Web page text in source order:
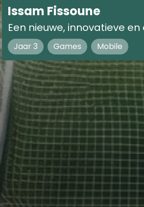
Issam Fissoune
Een nieuwe, innovatieve
Jaar 3 Games Mobile